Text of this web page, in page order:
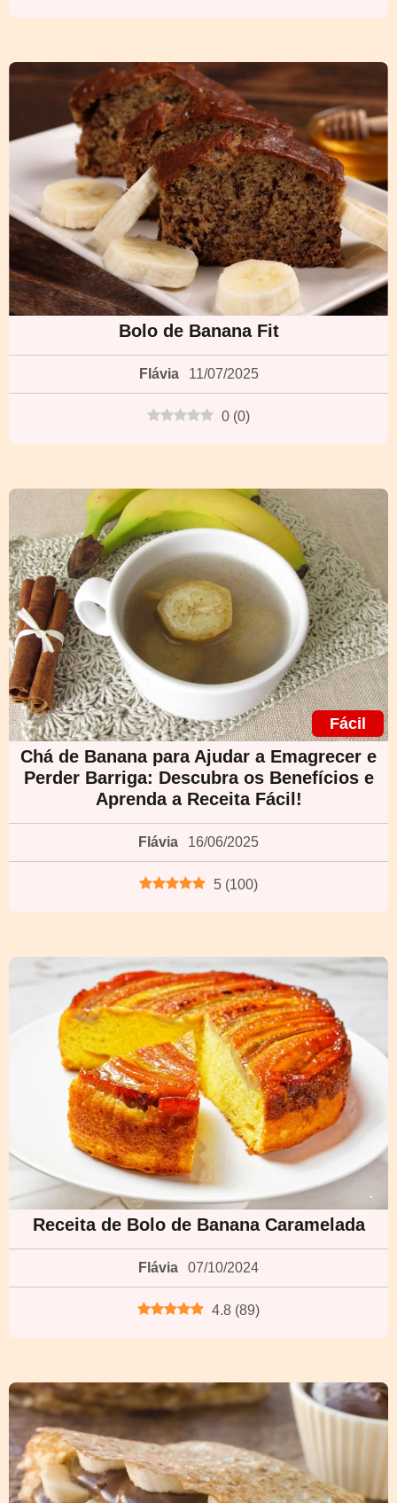
Bolo de Banana Fit
Flávia 11/07/2025
0 (0)
Fácil
Chá de Banana para Ajudar a Emagrecer e
Perder Barriga: Descubra os Benefícios e
Aprenda a Receita Fácil!
Flávia 16/06/2025
5 (100)
Receita de Bolo de Banana Caramelada
Flávia 07/10/2024
4.8 (89)